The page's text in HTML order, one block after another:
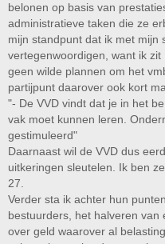
belonen op basis van
administratieve taken die ze
mijn standpunt dat ik met mijn
vertegenwoordigen, want ik
geen wilde plannen om het
partijpunt daarover ook kort
"- De VVD vindt dat je in het
vak moet kunnen leren.
gestimuleerd"
Daarnaast wil de VVD dus
uitkeringen sleutelen. Ik ben
27.
Verder sta ik achter hun
bestuurders, het halveren van
over geld waarover al